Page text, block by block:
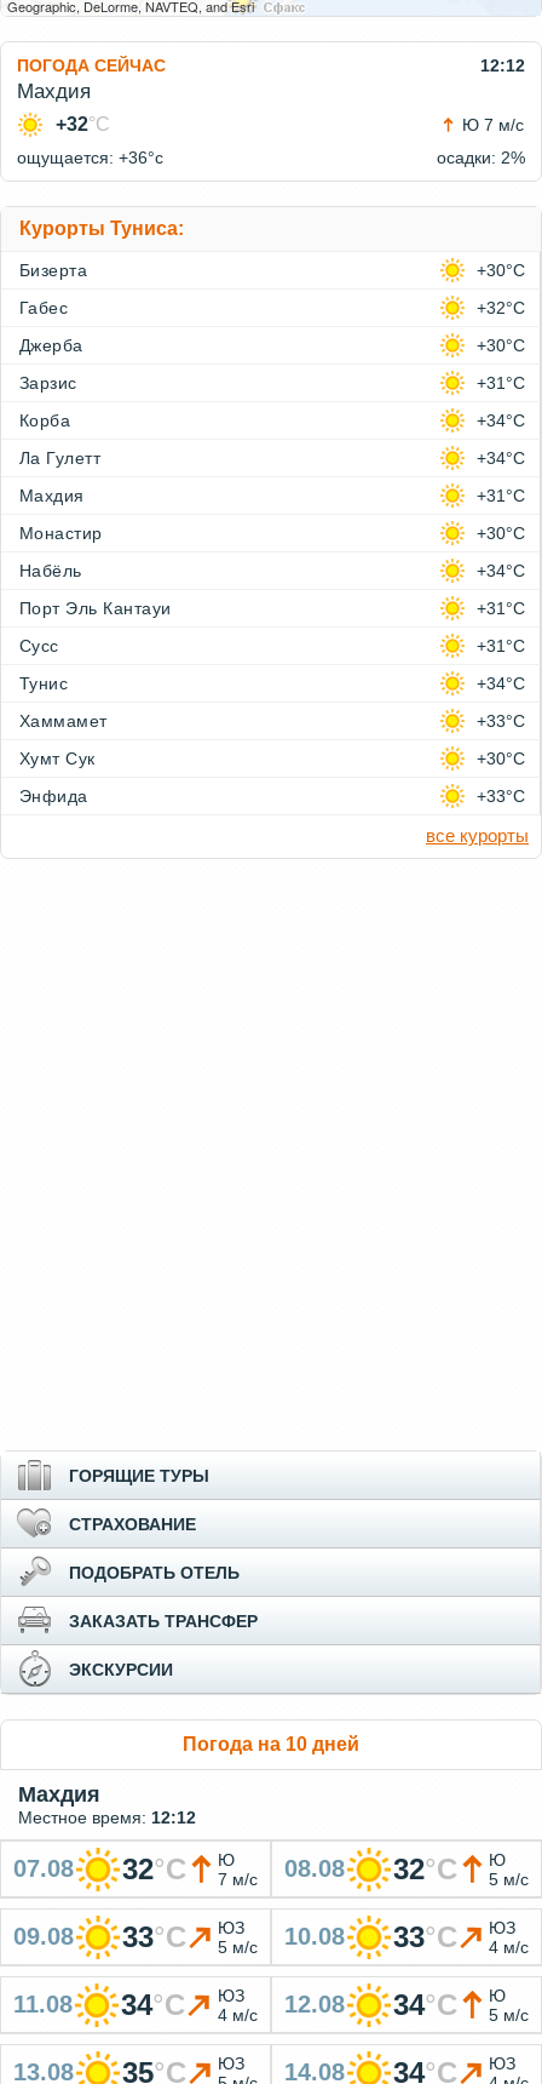
Geographic, DeLorme, NAVTEQ, and Esri
ПОГОДА СЕЙЧАС 12:12
Махдия
+32°C
Ю 7 м/с
ощущается: +36°c
осадки: 2%
Курорты Туниса:
Бизерта
+30°C
Габес
+32°C
Джерба
+30°C
Зарзис
+31°C
Корба
+34°C
Ла Гулетт
+34°C
Махдия
+31°C
Монастир
+30°C
Набёль
+34°C
Порт Эль Кантауи
+31°C
Сусс
+31°C
Тунис
+34°C
Хаммамет
+33°C
Хумт Сук
+30°C
Энфида
+33°C
все курорты
ГОРЯЩИЕ ТУРЫ
СТРАХОВАНИЕ
ПОДОБРАТЬ ОТЕЛЬ
ЗАКАЗАТЬ ТРАНСФЕР
ЭКСКУРСИИ
Погода на 10 дней
Махдия
Местное время: 12:12
07.08 32°C
Ю
7 м/с
08.08 32°C
Ю
5 м/с
09.08 33°C
ЮЗ
5 м/с
10.08 33°C
ЮЗ
4 м/с
11.08 34°C
ЮЗ
4 м/с
12.08 34°C
Ю
5 м/с
13.08 35°C
ЮЗ
14.08 34°C
ЮЗ